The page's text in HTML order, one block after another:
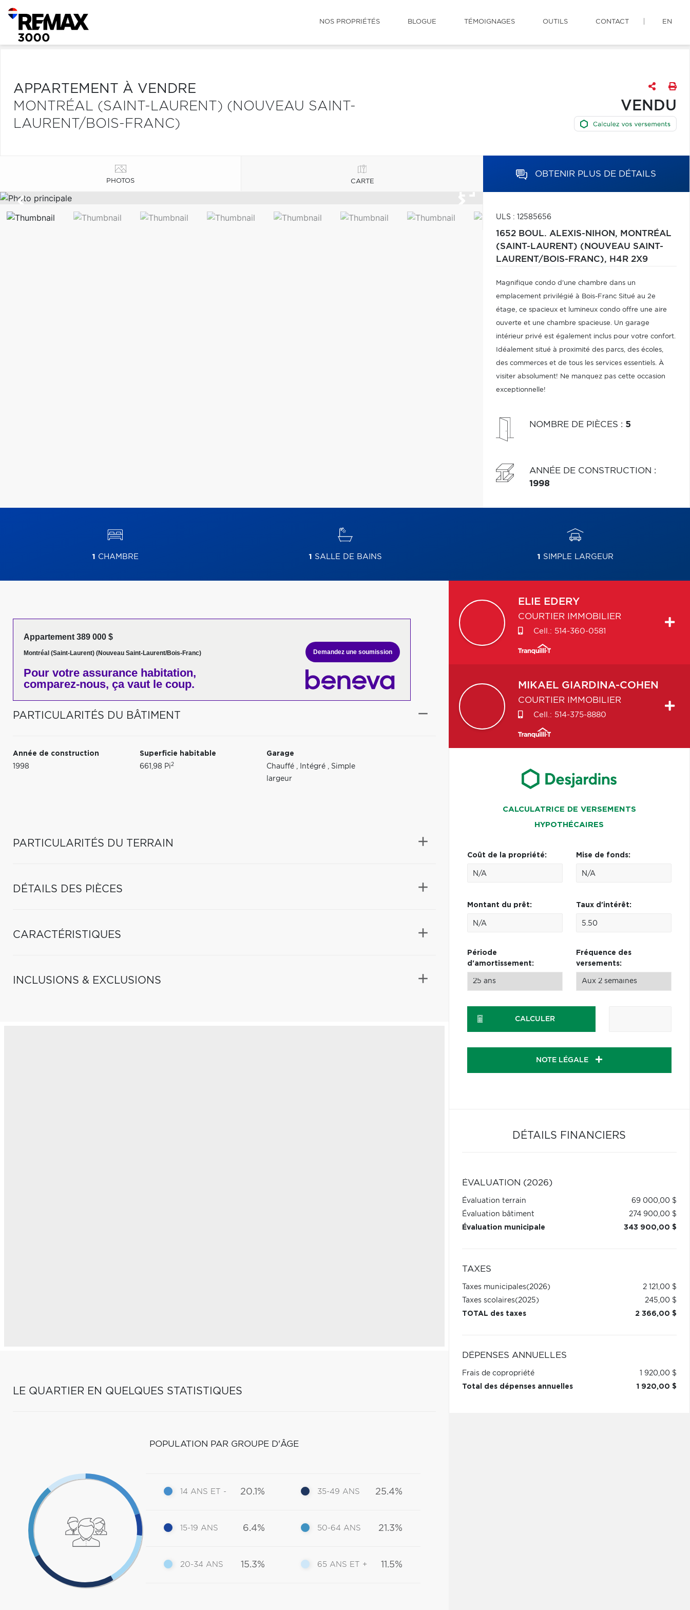
NOS PROPRIÉTÉS BLOGUE TÉMOIGNAGES OUTILS CONTACT EN
APPARTEMENT À VENDRE
MONTRÉAL (SAINT-LAURENT) (NOUVEAU SAINT-
LAURENT/BOIS-FRANC)
VENDU
PHOTOS CARTE
OBTENIR PLUS DE DÉTAILS
ULS : 12585656
1652 BOUL. ALEXIS-NIHON, MONTRÉAL
(SAINT-LAURENT) (NOUVEAU SAINT-
LAURENT/BOIS-FRANC), H4R 2X9
Magnifique condo d'une chambre dans un
emplacement privilégié à Bois-Franc Situé au 2e
étage, ce spacieux et lumineux condo offre une aire
ouverte et une chambre spacieuse. Un garage
intérieur privé est également inclus pour votre confort.
Idéalement situé à proximité des parcs, des écoles,
des commerces et de tous les services essentiels. À
visiter absolument! Ne manquez pas cette occasion
exceptionnelle!
NOMBRE DE PIÈCES : 5
ANNÉE DE CONSTRUCTION :
1998
1 CHAMBRE 1 SALLE DE BAINS 1 SIMPLE LARGEUR
Appartement 389 000 $
Montréal (Saint-Laurent) (Nouveau Saint-Laurent/Bois-Franc)
Pour votre assurance habitation,
comparez-nous, ça vaut le coup.
Demandez une soumission
PARTICULARITÉS DU BÂTIMENT
Année de construction
1998
Superficie habitable
661,98 Pi2
Garage
Chauffé , Intégré , Simple
largeur
PARTICULARITÉS DU TERRAIN
DÉTAILS DES PIÈCES
CARACTÉRISTIQUES
INCLUSIONS & EXCLUSIONS
LE QUARTIER EN QUELQUES STATISTIQUES
POPULATION PAR GROUPE D'ÂGE
14 ANS ET - 20.1%
15-19 ANS 6.4%
20-34 ANS 15.3%
35-49 ANS 25.4%
50-64 ANS 21.3%
65 ANS ET + 11.5%
ELIE EDERY
COURTIER IMMOBILIER
Cell.: 514-360-0581
MIKAEL GIARDINA-COHEN
COURTIER IMMOBILIER
Cell.: 514-375-8880
CALCULATRICE DE VERSEMENTS
HYPOTHÉCAIRES
Coût de la propriété: Mise de fonds:
Montant du prêt: Taux d'intérêt:
Période
d'amortissement:
Fréquence des
versements:
CALCULER
NOTE LÉGALE
DÉTAILS FINANCIERS
ÉVALUATION (2026)
Évaluation terrain
69 000,00 $
Évaluation bâtiment
274 900,00 $
Évaluation municipale
343 900,00 $
TAXES
Taxes municipales(2026)
2 121,00 $
Taxes scolaires(2025)
245,00 $
TOTAL des taxes
2 366,00 $
DÉPENSES ANNUELLES
Frais de copropriété
1 920,00 $
Total des dépenses annuelles
1 920,00 $